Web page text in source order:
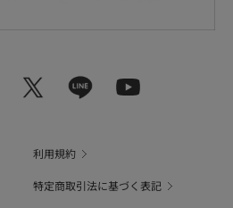
利用規約
特定商取引法に基づく表記